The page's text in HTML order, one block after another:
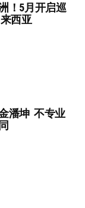
！5月开启巡
西亚
潘坤 不专业